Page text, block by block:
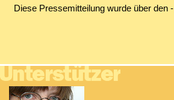
Diese Pressemitteilung wurde über den -